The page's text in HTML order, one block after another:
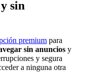
sin
premium para
sin anuncios y
y segura
a ninguna otra